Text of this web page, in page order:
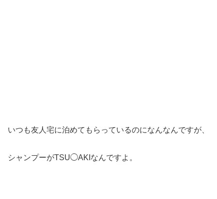
いつも友人宅に泊めてもらっているのになんなんですが、
シャンプーがTSU◯AKIなんですよ。